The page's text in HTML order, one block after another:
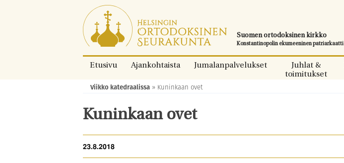
Siirry
suoraan
sisältöön.
Suomen ortodoksinen kirkko
Konstantinopolin ekumeeninen patriarkaatti
Etusivu Ajankohtaista Jumalanpalvelukset
Juhlat &
toimitukset
Murupolku:
Viikko katedraalissa » Kuninkaan ovet
Kuninkaan ovet
23.8.2018